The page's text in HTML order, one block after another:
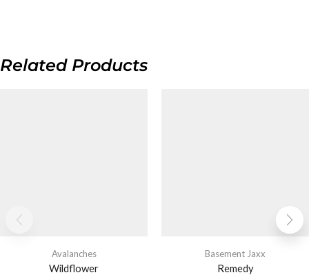
Related Products
Avalanches
Wildflower
Basement Jaxx
Remedy